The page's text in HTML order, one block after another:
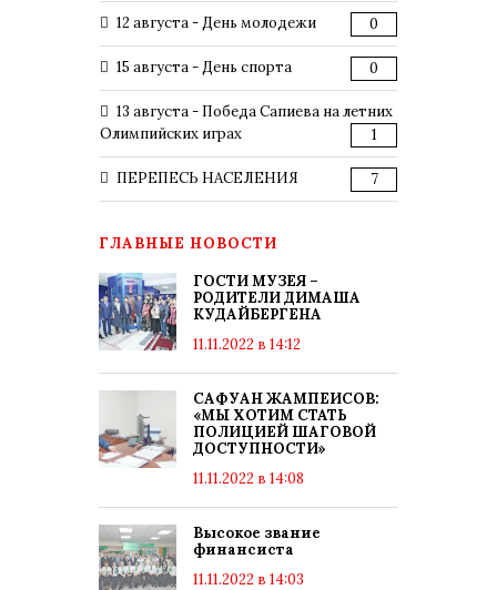
12 августа - День молодежи 0
15 августа - День спорта 0
13 августа - Победа Сапиева на летних
Олимпийских играх
1
ПЕРЕПЕСЬ НАСЕЛЕНИЯ 7
ГЛАВНЫЕ НОВОСТИ
ГОСТИ МУЗЕЯ –
РОДИТЕЛИ ДИМАША
КУДАЙБЕРГЕНА
11.11.2022 в 14:12
САФУАН ЖАМПЕИСОВ:
«МЫ ХОТИМ СТАТЬ
ПОЛИЦИЕЙ ШАГОВОЙ
ДОСТУПНОСТИ»
11.11.2022 в 14:08
Высокое звание
финансиста
11.11.2022 в 14:03